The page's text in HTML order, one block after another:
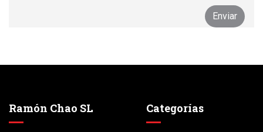
Ramón Chao SL Categorías